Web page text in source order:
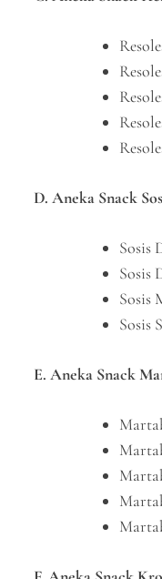
D. Aneka Snack
Sosis
Sosis
Sosis
Sosis
E. Aneka Snack